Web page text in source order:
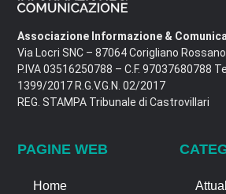
Associazione Informazione &
Via Locri SNC – 87064 Corigliano Rossano
P.IVA 03516250788 – C.F. 97037680788
1399/2017 R.G.V.G.N. 02/2017
REG. STAMPA Tribunale di Castrovillari
PAGINE WEB
Home